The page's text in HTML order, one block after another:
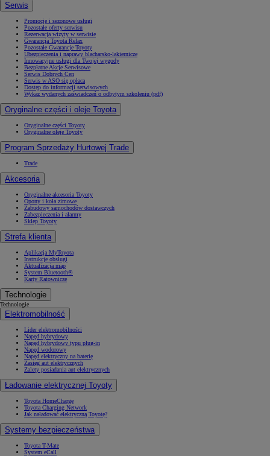
Serwis
Promocje i sezonowe usługi
Pozostałe oferty serwisu
Rezerwacja wizyty w serwisie
Gwarancja Toyota Relax
Pozostałe Gwarancje Toyoty
Ubezpieczenia i naprawy blacharsko-lakiernicze
Innowacyjne usługi dla Twojej wygody
Bezpłatne Akcje Serwisowe
Serwis Dobrych Cen
Serwis w ASO się opłaca
Dostęp do informacji serwisowych
Wykaz wydanych zaświadczeń o odbytym szkoleniu (pdf)
Oryginalne części i oleje Toyota
Oryginalne części Toyoty
Oryginalne oleje Toyoty
Program Sprzedaży Hurtowej Trade
Trade
Akcesoria
Oryginalne akcesoria Toyoty
Opony i koła zimowe
Zabudowy samochodów dostawczych
Zabezpieczenia i alarmy
Sklep Toyoty
Strefa klienta
Aplikacja MyToyota
Instrukcje obsługi
Aktualizacja map
System Bluetooth®
Karty Ratownicze
Technologie
Technologie
Elektromobilność
Lider elektromobilności
Napęd hybrydowy
Napęd hybrydowy typu plug-in
Napęd wodorowy
Napęd elektryczny na baterię
Zasięg aut elektrycznych
Zalety posiadania aut elektrycznych
Ładowanie elektrycznej Toyoty
Toyota HomeCharge
Toyota Charging Network
Jak naładować elektryczną Toyotę?
Systemy bezpieczeństwa
Toyota T-Mate
System eCall